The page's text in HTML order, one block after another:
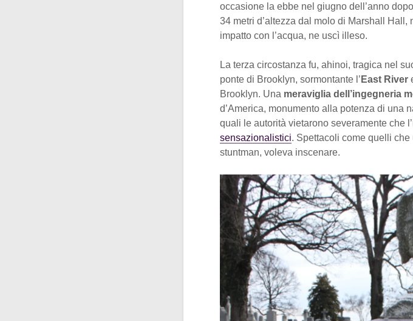
occasione la ebbe nel giugno dell’anno
34 metri d’altezza dal molo di Marshall
impatto con l’acqua, ne uscì illeso.
La terza circostanza fu, ahinoi, tragica nel
ponte di Brooklyn, sormontante l’ East River
Brooklyn. Una meraviglia dell’ingegneria
d’America, monumento alla potenza di una
quali le autorità vietarono severamente che
sensazionalistici. Spettacoli come quelli
stuntman, voleva inscenare.